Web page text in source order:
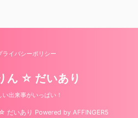
ライバシーポリシー
ん ☆ だいあり
い出来事がいっぱい！
だいあり Powered by AFFINGER5